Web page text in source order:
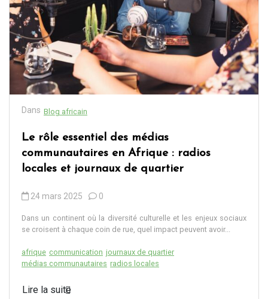
Dans Blog africain
Le rôle essentiel des médias
communautaires en Afrique : radios
locales et journaux de quartier
24 mars 2025 0
Dans un continent où la diversité culturelle et les enjeux sociaux
se croisent à chaque coin de rue, quel impact peuvent avoir...
afrique communication journaux de quartier
médias communautaires radios locales
Lire la suite